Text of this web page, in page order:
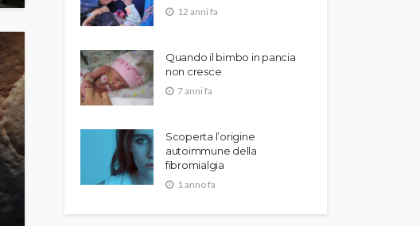
12 anni fa
Quando il bimbo in pancia
non cresce
7 anni fa
Scoperta l’origine
autoimmune della
fibromialgia
1 anno fa